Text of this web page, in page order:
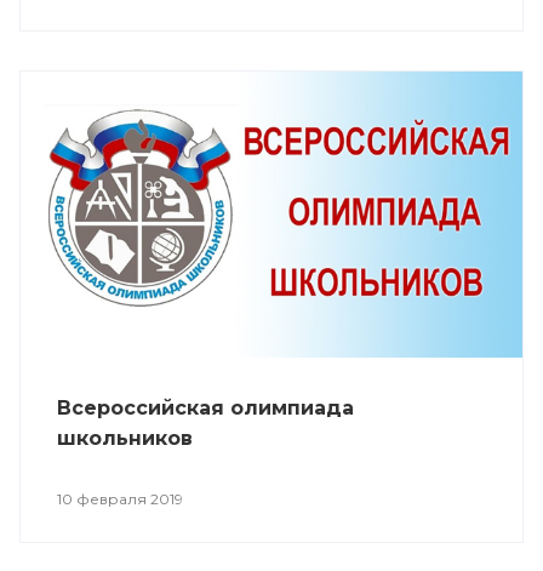
Всероссийская олимпиада
школьников
10 февраля 2019